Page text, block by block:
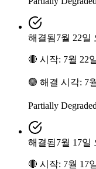
해결됨7월 22일
🔴 시작: 7월 22
🟢 해결 시각: 7
Partially
해결됨7월 17일
🔴 시작: 7월 17